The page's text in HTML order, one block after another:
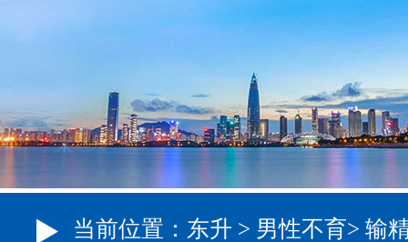
当前位置： 东升 > 男性不育> 输